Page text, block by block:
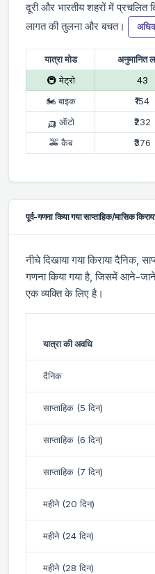
दूरी और भारतीय शहरों में प्रचलित
लागत की तुलना और बचत।
यात्रा मोड अनुमानित
🚇 मेट्रो
₹43
🏍 बाइक
₹154
🛺 ऑटो
₹232
🚕 कैब
₹376
पूर्व-गणना किया गया साप्ताहिक/मासिक
नीचे दिखाया गया किराया दैनिक,
गणना किया गया है, जिसमें आने-
एक व्यक्ति के लिए है।
यात्रा की अवधि
दैनिक
साप्ताहिक (5 दिन)
साप्ताहिक (6 दिन)
साप्ताहिक (7 दिन)
महीने (20 दिन)
महीने (24 दिन)
महीने (28 दिन)